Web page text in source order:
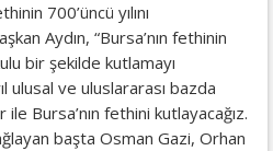
700’üncü yılını
Aydın, “Bursa’nın fethinin
bir şekilde kutlamayı
ulusal ve uluslararası bazda
Bursa’nın fethini kutlayacağız.
başta Osman Gazi, Orhan